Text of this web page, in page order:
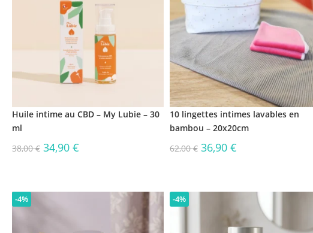
Huile intime au CBD – My Lubie – 30
ml
38,00€ 34,90 €
10 lingettes intimes lavables en
bambou – 20x20cm
62,00€ 36,90 €
-4% -4%